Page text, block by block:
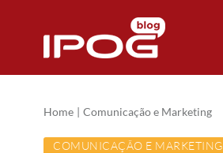
Home Comunicação e Marketing
COMUNICAÇÃO E MARKETING